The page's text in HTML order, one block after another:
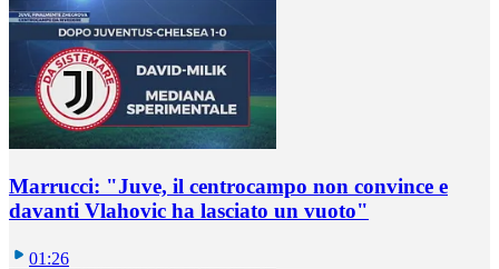
Marrucci: "Juve, il centrocampo non convince e
davanti Vlahovic ha lasciato un vuoto"
01:26